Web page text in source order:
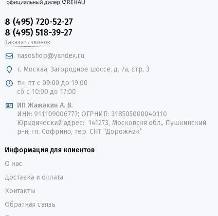
8 (495) 720-52-27
8 (495) 518-39-27
Заказать звонок
nasoshop@yandex.ru
г. Москва, Загородное шоссе, д. 7а, стр. 3
пн-пт с 09:00 до 19:00
сб с 10:00 до 17:00
ИП Жажакин А. В.
ИНН: 911109006772; ОГРНИП: 318505000040110
Юридический адрес: 141273, Московскя обл., Пушкинский
р-н, гп. Софрино, тер. СНТ “Дорожник”
Информация для клиентов
О нас
Доставка и оплата
Контакты
Обратная связь